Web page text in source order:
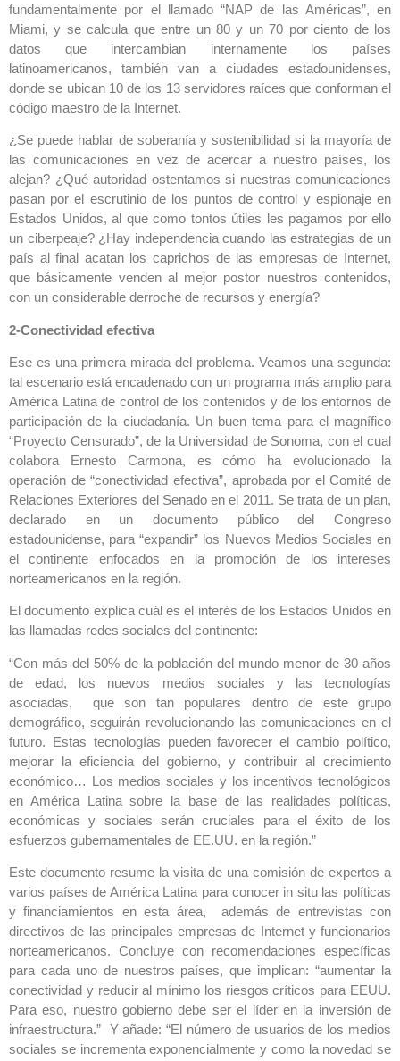
fundamentalmente por el llamado “NAP de las Américas”, en
Miami, y se calcula que entre un 80 y un 70 por ciento de los
datos que intercambian internamente los países
latinoamericanos, también van a ciudades estadounidenses,
donde se ubican 10 de los 13 servidores raíces que conforman el
código maestro de la Internet.
¿Se puede hablar de soberanía y sostenibilidad si la mayoría de
las comunicaciones en vez de acercar a nuestro países, los
alejan? ¿Qué autoridad ostentamos si nuestras comunicaciones
pasan por el escrutinio de los puntos de control y espionaje en
Estados Unidos, al que como tontos útiles les pagamos por ello
un ciberpeaje? ¿Hay independencia cuando las estrategias de un
país al final acatan los caprichos de las empresas de Internet,
que básicamente venden al mejor postor nuestros contenidos,
con un considerable derroche de recursos y energía?
2-Conectividad efectiva
Ese es una primera mirada del problema. Veamos una segunda:
tal escenario está encadenado con un programa más amplio para
América Latina de control de los contenidos y de los entornos de
participación de la ciudadanía. Un buen tema para el magnífico
“Proyecto Censurado”, de la Universidad de Sonoma, con el cual
colabora Ernesto Carmona, es cómo ha evolucionado la
operación de “conectividad efectiva”, aprobada por el Comité de
Relaciones Exteriores del Senado en el 2011. Se trata de un plan,
declarado en un documento público del Congreso
estadounidense, para “expandir” los Nuevos Medios Sociales en
el continente enfocados en la promoción de los intereses
norteamericanos en la región.
El documento explica cuál es el interés de los Estados Unidos en
las llamadas redes sociales del continente:
“Con más del 50% de la población del mundo menor de 30 años
de edad, los nuevos medios sociales y las tecnologías
asociadas, que son tan populares dentro de este grupo
demográfico, seguirán revolucionando las comunicaciones en el
futuro. Estas tecnologías pueden favorecer el cambio político,
mejorar la eficiencia del gobierno, y contribuir al crecimiento
económico… Los medios sociales y los incentivos tecnológicos
en América Latina sobre la base de las realidades políticas,
económicas y sociales serán cruciales para el éxito de los
esfuerzos gubernamentales de EE.UU. en la región.”
Este documento resume la visita de una comisión de expertos a
varios países de América Latina para conocer in situ las políticas
y financiamientos en esta área, además de entrevistas con
directivos de las principales empresas de Internet y funcionarios
norteamericanos. Concluye con recomendaciones específicas
para cada uno de nuestros países, que implican: “aumentar la
conectividad y reducir al mínimo los riesgos críticos para EEUU.
Para eso, nuestro gobierno debe ser el líder en la inversión de
infraestructura.” Y añade: “El número de usuarios de los medios
sociales se incrementa exponencialmente y como la novedad se